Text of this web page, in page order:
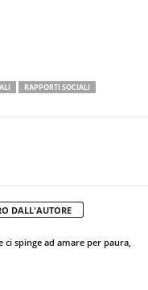
RAPPORTI SOCIALI
DALL'AUTORE
ci spinge ad amare per paura,